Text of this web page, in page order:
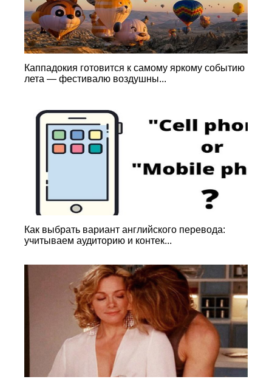
Каппадокия готовится к самому яркому событию
лета — фестивалю воздушны...
Как выбрать вариант английского перевода:
учитываем аудиторию и контек...